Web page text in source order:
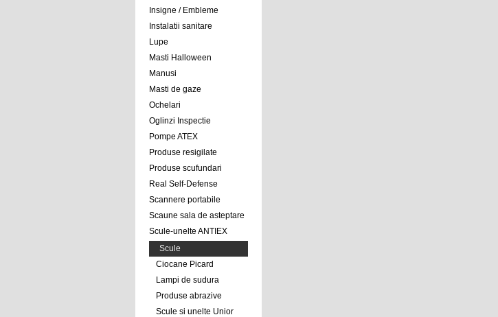
Insigne / Embleme
Instalatii sanitare
Lupe
Masti Halloween
Manusi
Masti de gaze
Ochelari
Oglinzi Inspectie
Pompe ATEX
Produse resigilate
Produse scufundari
Real Self-Defense
Scannere portabile
Scaune sala de asteptare
Scule-unelte ANTIEX
Scule
Ciocane Picard
Lampi de sudura
Produse abrazive
Scule si unelte Unior